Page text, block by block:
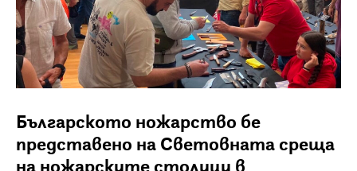
Българското ножарство бе
представено на Световната среща